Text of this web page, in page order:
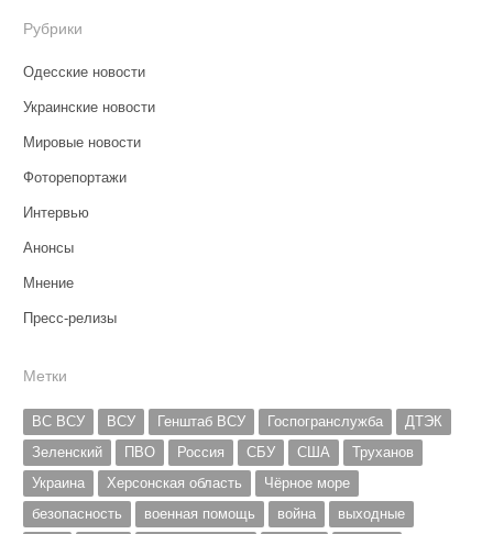
Рубрики
Одесские новости
Украинские новости
Мировые новости
Фоторепортажи
Интервью
Анонсы
Мнение
Пресс-релизы
Метки
ВС ВСУ ВСУ Генштаб ВСУ Госпогранслужба
ДТЭК
Зеленский
ПВО Россия СБУ США
Труханов
Украина
Херсонская область
Чёрное море
безопасность
военная помощь война
выходные